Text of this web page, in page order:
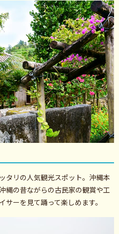
タリの人気観光スポット。沖縄本
縄の昔ながらの古民家の観賞や工
ーを見て踊って楽しめます。